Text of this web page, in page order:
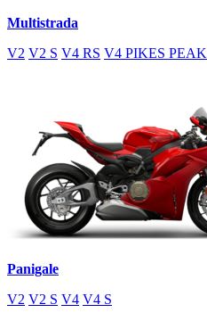
Multistrada
V2 V2 S V4 RS V4 PIKES PEAK
Panigale
V2 V2 S V4 V4 S